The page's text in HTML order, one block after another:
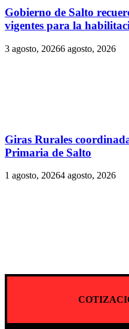
Gobierno de Salto
vigentes para la
3 agosto, 20266 agosto, 2026
Giras Rurales
Primaria de Salto
1 agosto, 20264 agosto, 2026